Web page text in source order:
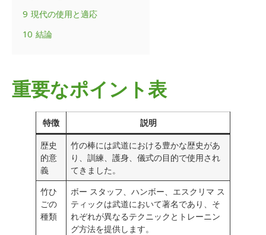
9 現代の使用と適応
10 結論
重要なポイント表
特徴
説明
歴史
的意
義
竹の棒には武道における豊かな歴史があ
り、訓練、護身、儀式の目的で使用され
てきました。
竹ひ
ごの
種類
ボー スタッフ、ハンボー、エスクリマ ス
ティックは武道において著名であり、そ
れぞれが異なるテクニックとトレーニン
グ方法を提供します。